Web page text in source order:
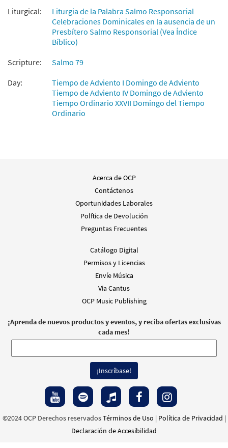
Liturgical:
Liturgia de la Palabra Salmo Responsorial
Celebraciones Dominicales en la ausencia de un
Presbítero Salmo Responsorial (Vea Índice
Bíblico)
Scripture:
Salmo 79
Day:
Tiempo de Adviento I Domingo de Adviento
Tiempo de Adviento IV Domingo de Adviento
Tiempo Ordinario XXVII Domingo del Tiempo
Ordinario
Acerca de OCP
Contáctenos
Oportunidades Laborales
Polftica de Devolución
Preguntas Frecuentes
Catálogo Digital
Permisos y Licencias
Envíe Música
Via Cantus
OCP Music Publishing
¡Aprenda de nuevos productos y eventos, y reciba ofertas exclusivas
cada mes!
©2024 OCP Derechos reservadosTérminos de Uso | Política de Privacidad |
Declaración de Accesibilidad